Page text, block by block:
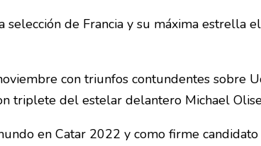
de Francia y su máxima
con triunfos contundentes sobre
triplete del estelar delantero Michael
en Catar 2022 y como firme